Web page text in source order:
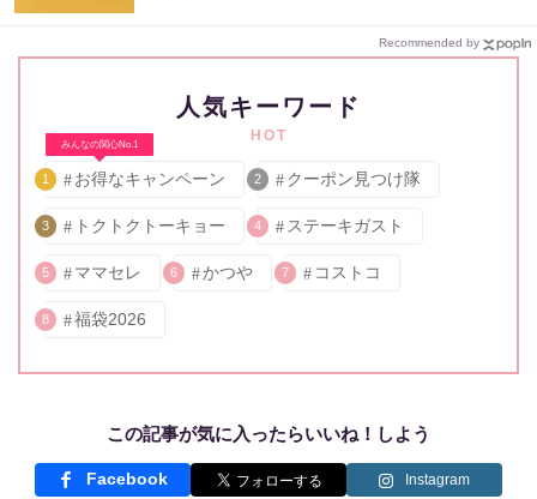
Recommended by
人気キーワード
HOT
みんなの関心No.1
1 お得なキャンペーン 2 クーポン見つけ隊
3 トクトクトーキョー 4 ステーキガスト
5 ママセレ 6 かつや 7 コストコ
8 福袋2026
この記事が気に入ったらいいね！しよう
Facebook Instagram